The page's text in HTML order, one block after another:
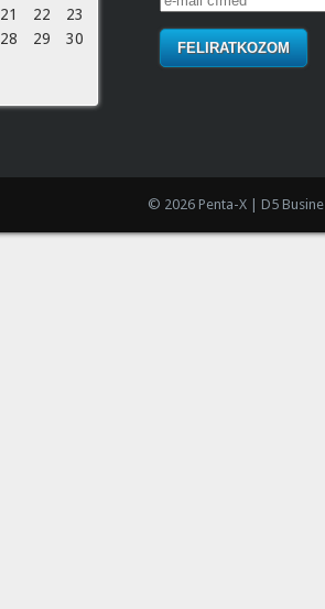
21 22
23
28 29
30
© 2026 Penta-X | D5